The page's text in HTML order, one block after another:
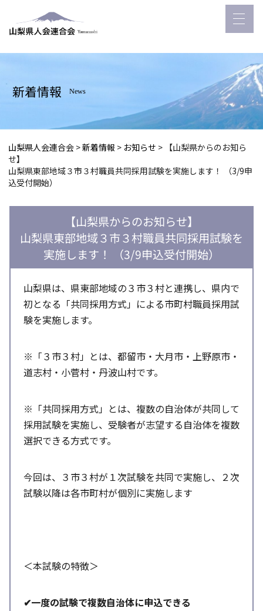
新着情報 News
山梨県人会連合会 >新着情報 > お知らせ > 【山梨県からのお知ら
せ】
山梨県東部地域３市３村職員共同採用試験を実施します！ （3/9申
込受付開始）
【山梨県からのお知らせ】
山梨県東部地域３市３村職員共同採用試験を
実施します！ （3/9申込受付開始）
山梨県は、県東部地域の３市３村と連携し、県内で
初となる「共同採用方式」による市町村職員採用試
験を実施します。
※「３市３村」とは、都留市・大月市・上野原市・
道志村・小菅村・丹波山村です。
※「共同採用方式」とは、複数の自治体が共同して
採用試験を実施し、受験者が志望する自治体を複数
選択できる方式です。
今回は、３市３村が１次試験を共同で実施し、２次
試験以降は各市町村が個別に実施します
＜本試験の特徴＞
✔一度の試験で複数自治体に申込できる